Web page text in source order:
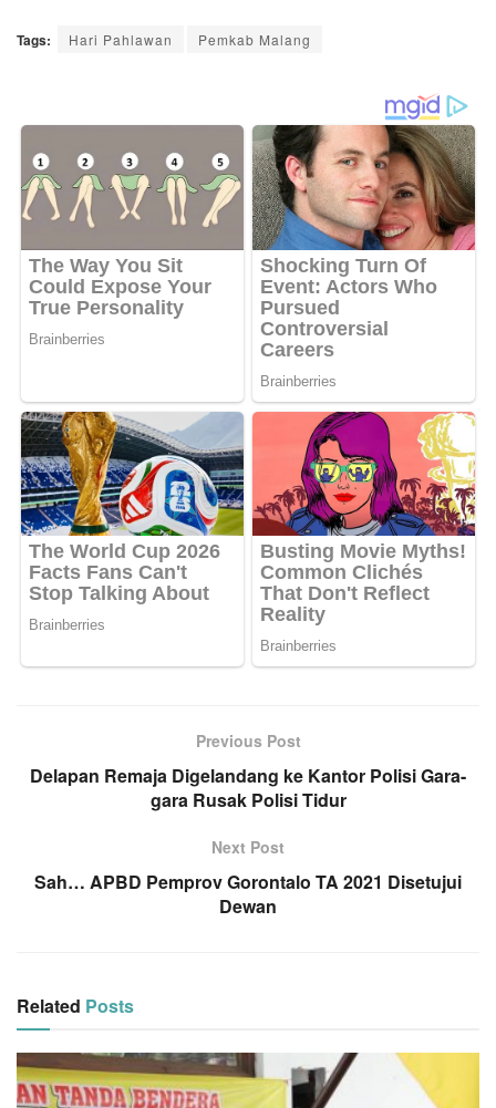
Tags: Hari Pahlawan Pemkab Malang
Previous Post
Delapan Remaja Digelandang ke Kantor Polisi Gara-
gara Rusak Polisi Tidur
Next Post
Sah… APBD Pemprov Gorontalo TA 2021 Disetujui
Dewan
Related Posts